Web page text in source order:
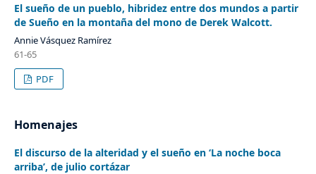
El sueño de un pueblo, hibridez entre dos mundos a partir
de Sueño en la montaña del mono de Derek Walcott.
Annie Vásquez Ramírez
61-65
PDF
Homenajes
El discurso de la alteridad y el sueño en ‘La noche boca
arriba’, de julio cortázar